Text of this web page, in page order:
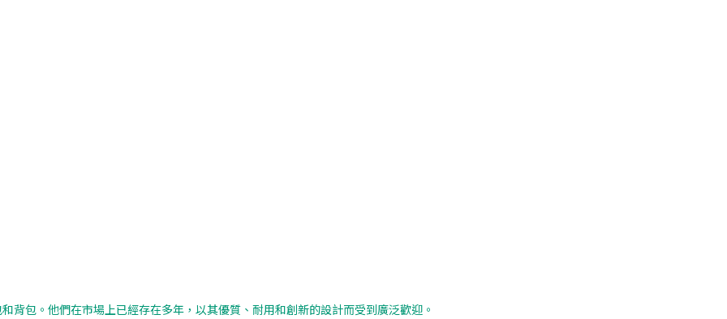
背包。他們在市場上已經存在多年，以其優質、耐用和創新的設計而受到廣泛歡迎。